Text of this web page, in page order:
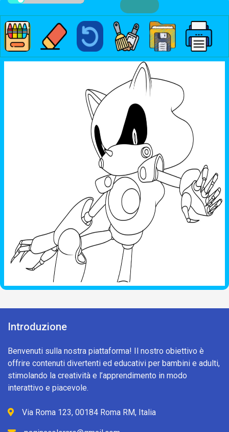
Introduzione
Benvenuti sulla nostra piattaforma! Il nostro obiettivo è
offrire contenuti divertenti ed educativi per bambini e adulti,
stimolando la creatività e l’apprendimento in modo
interattivo e piacevole.
Via Roma 123, 00184 Roma RM, Italia